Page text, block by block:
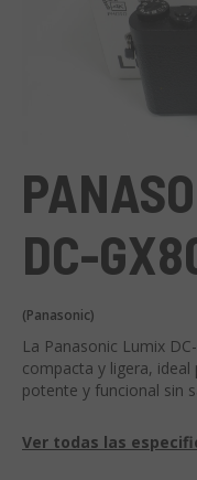
DC-
(Panasonic)
La Panasonic Lumix
compacta y ligera, ideal
potente y funcional sin
Engine, tecnología 4K
giratoria estilo selfie y
Ver todas las